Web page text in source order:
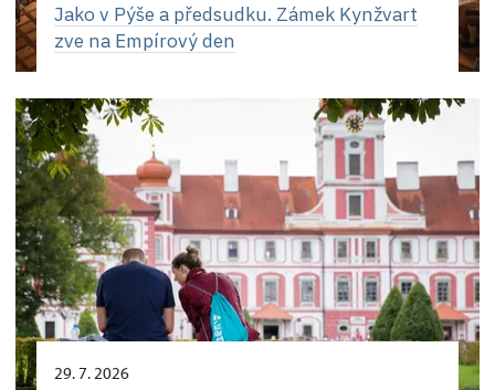
Jako v Pýše a předsudku. Zámek Kynžvart
zve na Empírový den
29. 7. 2026